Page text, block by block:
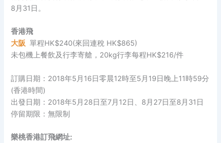
8月31日。
香港飛
大阪 單程HK$240(來回連稅 HK$865)
未包機上餐飲及行李寄艙，20kg行李每程HK$216/件
訂購日期：2018年5月16日零晨12時至5月19日晚上11時59分
(香港時間)
出發日期：2018年5月28日至7月12日、8月27日至8月31日
停留期限：無限制
樂桃香港訂飛網址: